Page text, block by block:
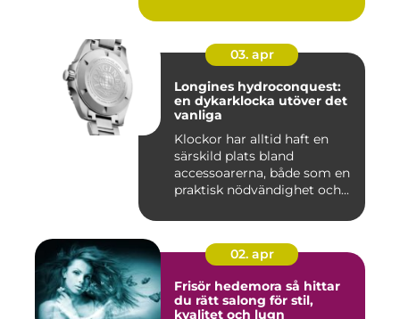
03. apr
Longines hydroconquest:
en dykarklocka utöver det
vanliga
Klockor har alltid haft en
särskild plats bland
accessoarerna, både som en
praktisk nödvändighet och...
02. apr
Frisör hedemora så hittar
du rätt salong för stil,
kvalitet och lugn